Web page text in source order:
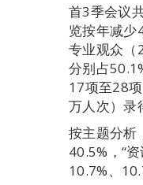
首3季会议
览按年减少
专业观众（
分别占
17项至28
万人次）录
按主题分析
40.5%，“
10.7%、